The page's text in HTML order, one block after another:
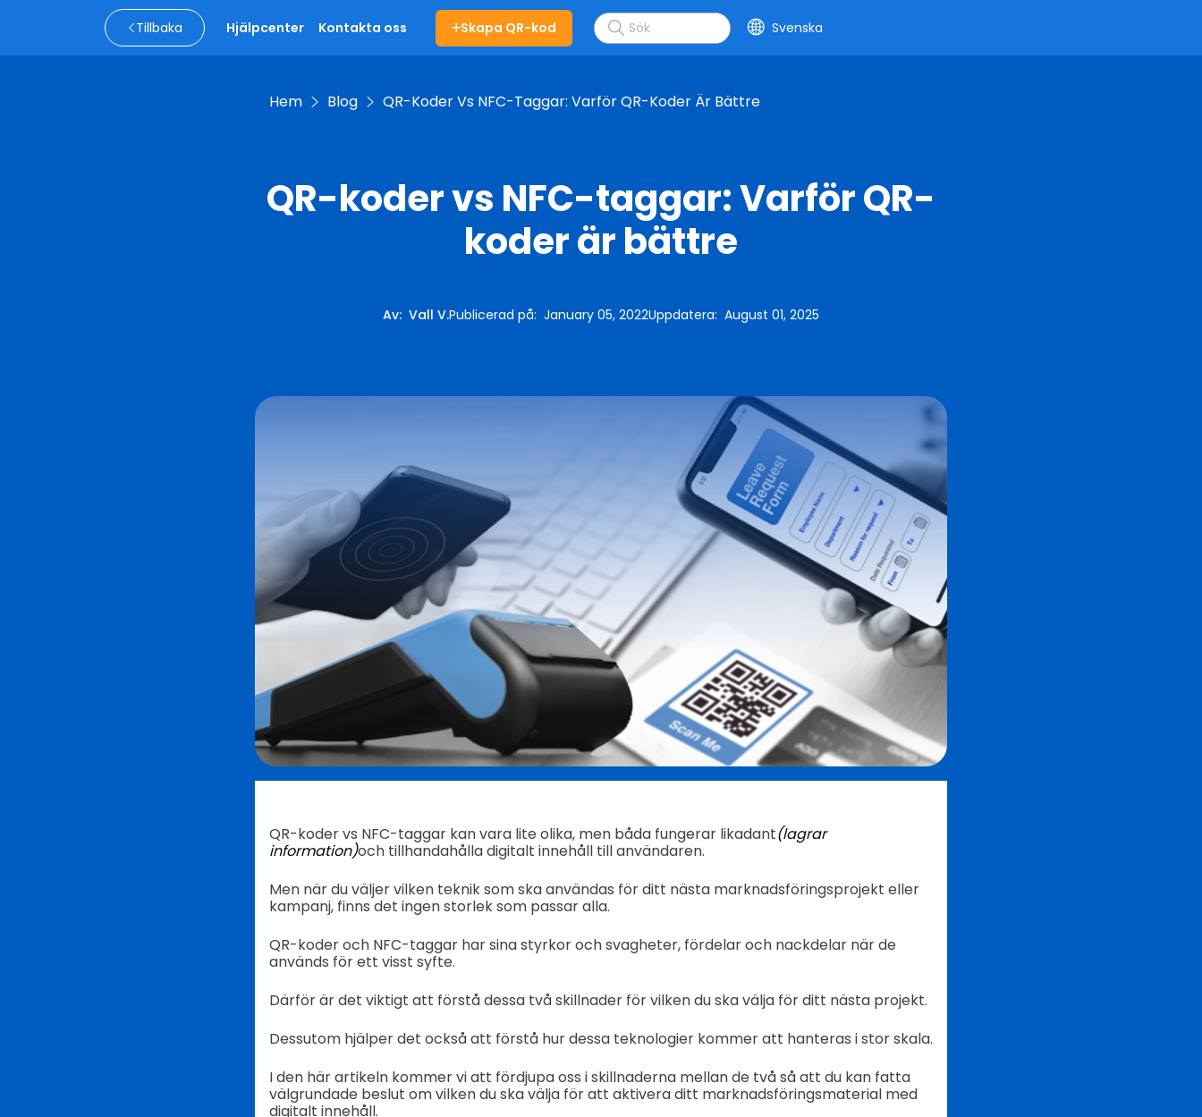
Tillbaka Hjälpcenter Kontakta oss Skapa QR-kod Svenska
Hem Blog QR-Koder Vs NFC-Taggar: Varför QR-Koder Är Bättre
QR-koder vs NFC-taggar: Varför QR-
koder är bättre
Av: Vall V.Publicerad på: January 05, 2022Uppdatera: August 01, 2025
QR-koder vs NFC-taggar kan vara lite olika, men båda fungerar likadant(lagrar
information)och tillhandahålla digitalt innehåll till användaren.
Men när du väljer vilken teknik som ska användas för ditt nästa marknadsföringsprojekt eller
kampanj, finns det ingen storlek som passar alla.
QR-koder och NFC-taggar har sina styrkor och svagheter, fördelar och nackdelar när de
används för ett visst syfte.
Därför är det viktigt att förstå dessa två skillnader för vilken du ska välja för ditt nästa projekt.
Dessutom hjälper det också att förstå hur dessa teknologier kommer att hanteras i stor skala.
I den här artikeln kommer vi att fördjupa oss i skillnaderna mellan de två så att du kan fatta
välgrundade beslut om vilken du ska välja för att aktivera ditt marknadsföringsmaterial med
digitalt innehåll.